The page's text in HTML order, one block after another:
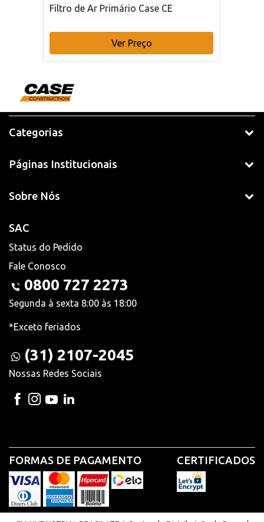
Filtro de Ar Primário Case CE
Ver Preço
Categorias
Páginas Institucionais
Sobre Nós
SAC
Status do Pedido
Fale Conosco
0800 727 2273
Segunda à sexta 8:00 às 18:00
*Exceto feriados
(31) 2107-2045
Nossas Redes Sociais
FORMAS DE PAGAMENTO CERTIFICADOS